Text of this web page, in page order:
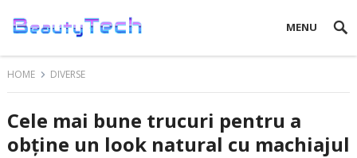
MENU
HOME DIVERSE
Cele mai bune trucuri pentru a
obține un look natural cu machiajul